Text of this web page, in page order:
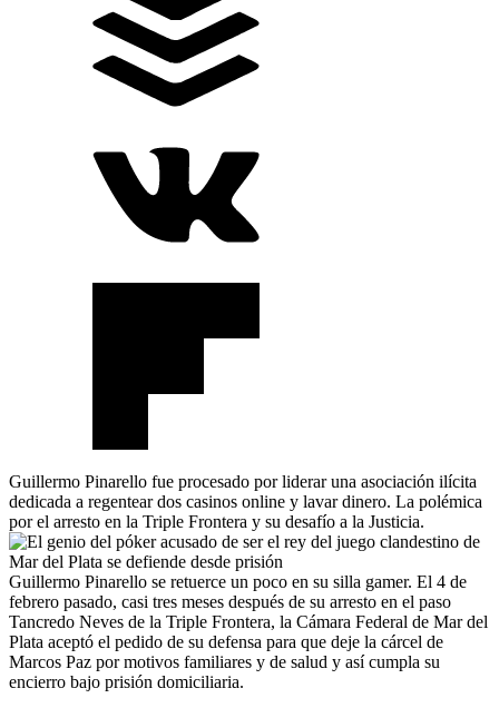
Guillermo Pinarello fue procesado por liderar una asociación ilícita
dedicada a regentear dos casinos online y lavar dinero. La polémica
por el arresto en la Triple Frontera y su desafío a la Justicia.
Guillermo Pinarello se retuerce un poco en su silla gamer. El 4 de
febrero pasado, casi tres meses después de su arresto en el paso
Tancredo Neves de la Triple Frontera, la Cámara Federal de Mar del
Plata aceptó el pedido de su defensa para que deje la cárcel de
Marcos Paz por motivos familiares y de salud y así cumpla su
encierro bajo prisión domiciliaria.